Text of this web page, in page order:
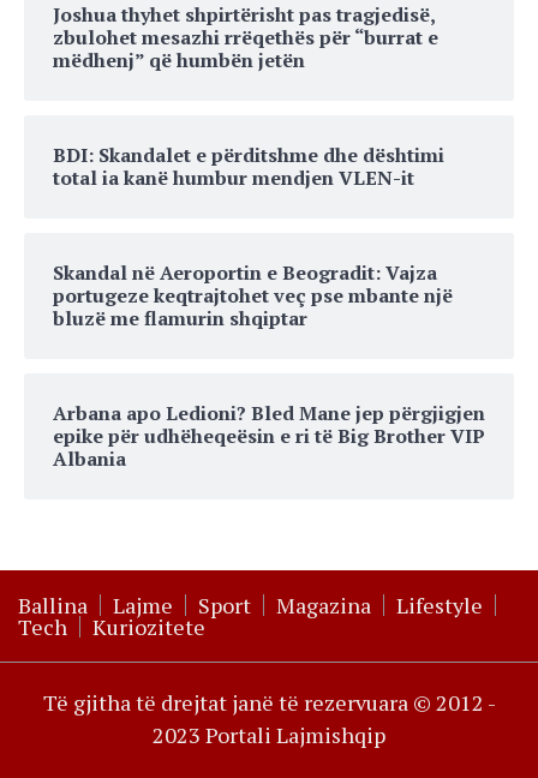
Joshua thyhet shpirtërisht pas tragjedisë,
zbulohet mesazhi rrëqethës për “burrat e
mëdhenj” që humbën jetën
BDI: Skandalet e përditshme dhe dështimi
total ia kanë humbur mendjen VLEN-it
Skandal në Aeroportin e Beogradit: Vajza
portugeze keqtrajtohet veç pse mbante një
bluzë me flamurin shqiptar
Arbana apo Ledioni? Bled Mane jep përgjigjen
epike për udhëheqeësin e ri të Big Brother VIP
Albania
Ballina Lajme Sport Magazina Lifestyle
Tech Kuriozitete
Të gjitha të drejtat janë të rezervuara © 2012 -
2023 Portali Lajmishqip